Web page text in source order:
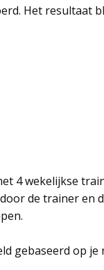
Het resultaat
4 wekelijkse
de trainer en
gebaseerd op